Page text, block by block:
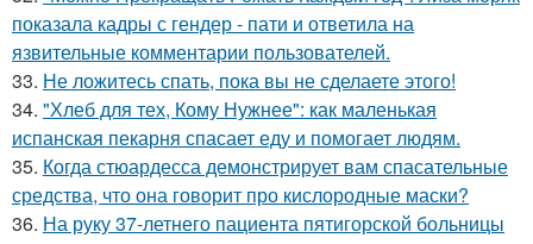
показала кадры с гендер - пати и ответила на
язвительные комментарии пользователей.
33. Не ложитесь спать, пока вы не сделаете этого!
34. "Хлеб для тех, Кому Нужнее": как маленькая
испанская пекарня спасает еду и помогает людям.
35. Когда стюардесса демонстрирует вам спасательные
средства, что она говорит про кислородные маски?
36. На руку 37-летнего пациента пятигорской больницы